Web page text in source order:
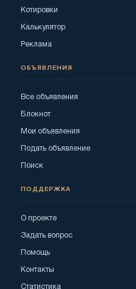
Котировки
Калькулятор
Реклама
ОБЪЯВЛЕНИЯ
Все объявления
Блокнот
Мои объявления
Подать объявление
Поиск
ПОДДЕРЖКА
О проекте
Задать вопрос
Помощь
Контакты
Статистика